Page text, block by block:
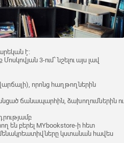
է։
3-ում՝ նշելու այս լավ
որոնց հաղթողներին
ճանապարհին, ձախողումներին ու
են բերել MYbookstore-ի հետ
կստանան հավես